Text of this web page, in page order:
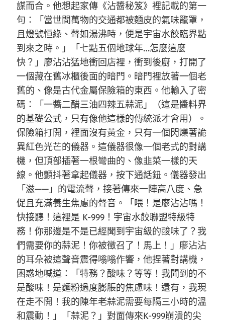
謀而合。他想起家傳《沾醬秘笈》裡記載的第一
句：「當世間萬物的交通都被麵皮的氣味籠罩，
且燈號恒綠、聲如湯沸時，便是宇宙水餃臨界點
到來之時。」「七點五個地球年…怎麼這麼
快？」廖沾沾猛地衝回店裡，衝到後廚，打開了
一個藏在舊冰櫃後面的暗門。暗門裡放著一個老
舊的、像是古代金屬保險箱的東西。他輸入了密
碼：「一醬二醋三油四辣五蒜泥」（這是醬料界
的基礎公式，只有像他這樣的傳統派才會用）。
保險箱打開，裡面沒有黃金，只有一個閃爍著詭
異紅色光芒的儀器。這儀器很像一個老式的對講
機，但頂部插著一根彎曲的、像韭菜一樣的天
線。他顫抖著拿起儀器，按下通話鈕。儀器發出
「滋——」的電流聲，接著傳來一陣高八度、急
促且充滿養生焦慮的聲音。「喂！是廖沾沾嗎！
快接聽！這裡是 K-999！宇宙水餃聯盟特級特
務！你那邊是不是已經聞到宇宙級的酸味了？我
們需要你的蒜泥！你被徵召了！馬上！」廖沾沾
的耳朵被這聲音震得嗡嗡作響，他捏著對講機，
困惑地喊道：「特務？酸味？等等！我聞到的不
是酸味！是麵粉過度膨脹的焦慮味！還有，我現
在走不開！我的陳年老蒜泥需要每隔三小時的溫
和震動！」「蒜泥？」對面傳來K-999崩潰的尖